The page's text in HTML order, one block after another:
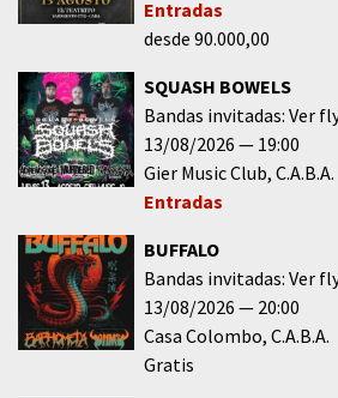
Entradas
desde 90.000,00
SQUASH BOWELS
Bandas invitadas: Ver
13/08/2026
19:00
Gier Music Club C.A.B.A.
Entradas
BUFFALO
Bandas invitadas: Ver
13/08/2026
20:00
Casa Colombo C.A.B.A.
Gratis